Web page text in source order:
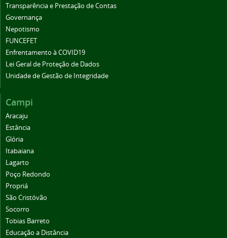
Transparência e Prestação de Contas
Governança
Nepotismo
FUNCEFET
Enfrentamento à COVID19
Lei Geral de Proteção de Dados
Unidade de Gestão de Integridade
Campi
Aracaju
Estância
Glória
Itabaiana
Lagarto
Poço Redondo
Propriá
São Cristóvão
Socorro
Tobias Barreto
Educação a Distância